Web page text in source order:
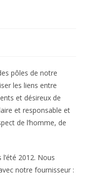
pôles de notre
les liens entre
et désireux de
et responsable et
de l’homme, de
2012. Nous
notre fournisseur :